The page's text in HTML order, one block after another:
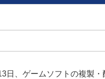
日、 ゲームソフトの複製